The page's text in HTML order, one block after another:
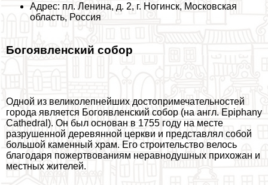
Адрес: пл. Ленина, д. 2, г. Ногинск, Московская
область, Россия
Богоявленский собор
Одной из великолепнейших достопримечательностей
города является Богоявленский собор (на англ. Epiphany
Cathedral). Он был основан в 1755 году на месте
разрушенной деревянной церкви и представлял собой
большой каменный храм. Его строительство велось
благодаря пожертвованиям неравнодушных прихожан и
местных жителей.